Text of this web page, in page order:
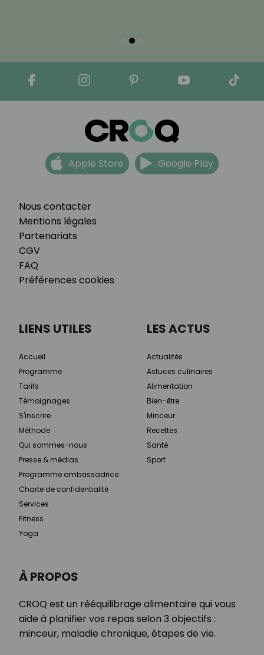
Nous contacter
Mentions légales
Partenariats
CGV
FAQ
Préférences cookies
Apple Store Google Play
À PROPOS
CROQ est un rééquilibrage alimentaire qui vous
aide à planifier vos repas selon 3 objectifs :
minceur, maladie chronique, étapes de vie.
LIENS UTILES
Accueil
Programme
Tarifs
Témoignages
S'inscrire
Méthode
Qui sommes-nous
Presse & médias
Programme ambassadrice
Charte de confidentialité
Services
Fitness
Yoga
LES ACTUS
Actualités
Astuces culinaires
Alimentation
Bien-être
Minceur
Recettes
Santé
Sport